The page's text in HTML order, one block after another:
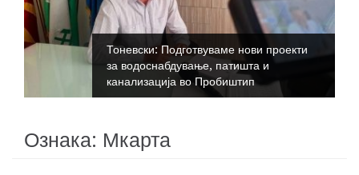
Тоневски: Подготвуваме нови проекти
за водоснабдување, патишта и
канализација во Пробиштип
Ознака: Мкарта